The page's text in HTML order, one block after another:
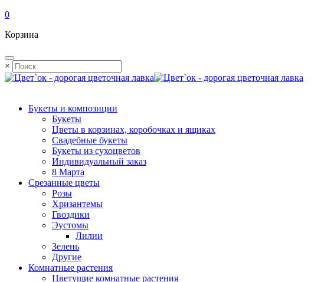
0
Корзина
×
Букеты и композиции
Букеты
Цветы в корзинах, коробочках и ящиках
Свадебные букеты
Букеты из сухоцветов
Индивидуальный заказ
8 Марта
Срезанные цветы
Розы
Хризантемы
Гвоздики
Эустомы
Лилии
Зелень
Другие
Комнатные растения
Цветущие комнатные растения